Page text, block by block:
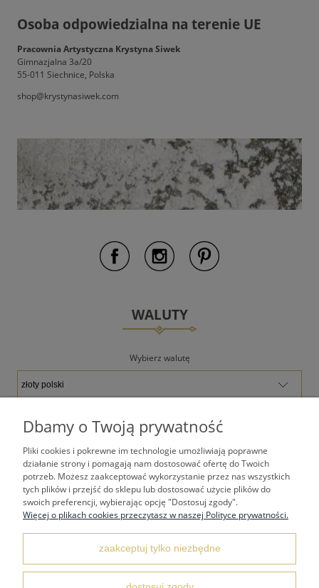
Osoba odpowiedzialna na terenie UE
Pracownia Artystyczna Krystyna Siwek
Gimnazjalna 3a/20
55-011 Siechnice, Polska
shop@krystynasiwek.com
WALUTY
Wybierz walutę
TWOJE KONTO
PŁATNOŚCI I DOSTAWA
REGULAMINY
Dbamy o Twoją prywatność
Pliki cookies i pokrewne im technologie umożliwiają poprawne
działanie strony i pomagają nam dostosować ofertę do Twoich
potrzeb. Możesz zaakceptować wykorzystanie przez nas wszystkich
tych plików i przejść do sklepu lub dostosować użycie plików do
swoich preferencji, wybierając opcję "Dostosuj zgody".
Więcej o plikach cookies przeczytasz w naszej Polityce prywatności.
zaakceptuj tylko niezbędne